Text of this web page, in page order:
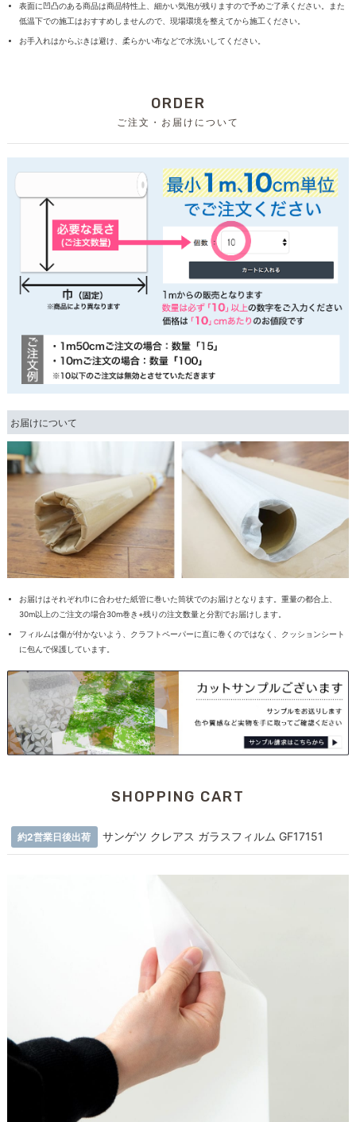
表面に凹凸のある商品は商品特性上、細かい気泡が残りますので予めご了承ください。また
低温下での施工はおすすめしませんので、現場環境を整えてから施工ください。
お手入れはからぶきは避け、柔らかい布などで水洗いしてください。
ORDER
ご注文・お届けについて
お届けについて
お届けはそれぞれ巾に合わせた紙管に巻いた筒状でのお届けとなります。重量の都合上、
30m以上のご注文の場合30m巻き+残りの注文数量と分割でお届けします。
フィルムは傷が付かないよう、クラフトペーパーに直に巻くのではなく、クッションシート
に包んで保護しています。
SHOPPING CART
約2営業日後出荷 サンゲツ クレアス ガラスフィルム GF17151